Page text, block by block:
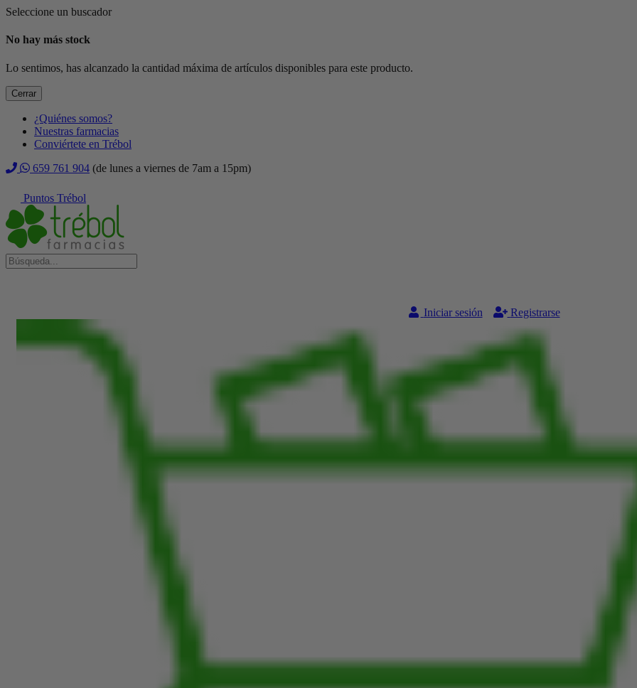
Seleccione un buscador
No hay más stock
Lo sentimos, has alcanzado la cantidad máxima de artículos disponibles para este producto.
Cerrar
¿Quiénes somos?
Nuestras farmacias
Conviértete en Trébol
659 761 904 (de lunes a viernes de 7am a 15pm)
Puntos Trébol
Iniciar sesión Registrarse